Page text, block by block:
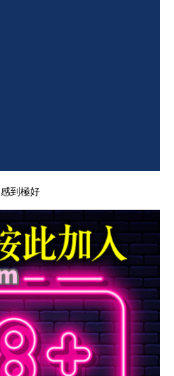
感到極好